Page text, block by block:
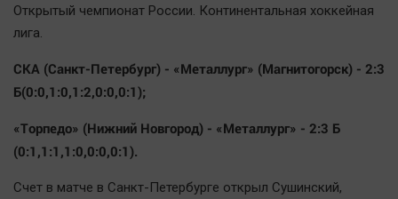
Архив
Общество
Экономика
Здоровье
Открытый чемпионат России. Континентальная хоккейная
лига.
СКА (Санкт-Петербург) - «Металлург» (Магнитогорск) - 2:3
Б(0:0,1:0,1:2,0:0,0:1);
«Торпедо» (Нижний Новгород) - «Металлург» - 2:3 Б
(0:1,1:1,1:0,0:0,0:1).
Счет в матче в Санкт-Петербурге открыл Сушинский,